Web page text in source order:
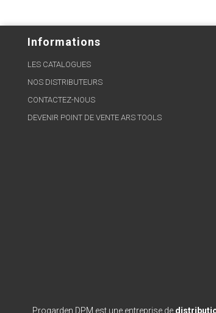
Informations
LES CATALOGUES
NOS DISTRIBUTEURS
CONTACTEZ-NOUS
DEVENIR POINT DE VENTE ARS TOOLS
Progarden DPM est une entreprise de